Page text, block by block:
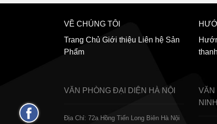
VỀ CHÚNG TÔI
Trang Chủ Giới thiệu Liên hệ Sản
Phẩm
VĂN PHÒNG ĐẠI DIỆN HÀ NỘI
Địa Chỉ: 72a Hồng Tiến Long Biên Hà Nội
VĂN
Fanpage